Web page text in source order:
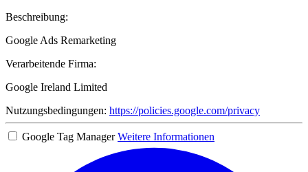
Beschreibung:
Google Ads Remarketing
Verarbeitende Firma:
Google Ireland Limited
Nutzungsbedingungen: https://policies.google.com/privacy
Google Tag Manager Weitere Informationen